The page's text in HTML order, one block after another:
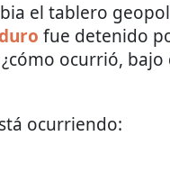
el tablero
fue detenido
ocurrió, bajo
ocurriendo: